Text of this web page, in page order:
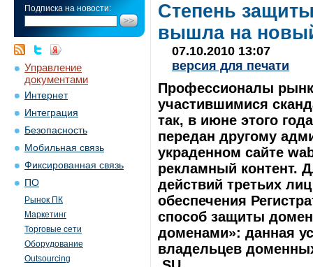
Подписка на новости:
Управление
документами
Интернет
Интеграция
Безопасность
Мобильная связь
Фиксированная связь
ПО
Рынок ПК
Маркетинг
Торговые сети
Оборудование
Outsourcing
Степень
вышла на
07.10.2010 13:07
версия для печати
Профессионалы
участившимися
так, в июне этого
передан другому
украденном сайте
рекламный контент.
действий третьих
обеспечения
способ защиты
доменами»: данная
владельцев